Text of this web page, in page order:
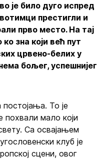
је било дуго испред
престигли и
прво место. На тај
зна који већ пут
црвено-белих у
бољег, успешнијег
То је
похвали мало који
Са освајањем
клуб је
сцени, овог